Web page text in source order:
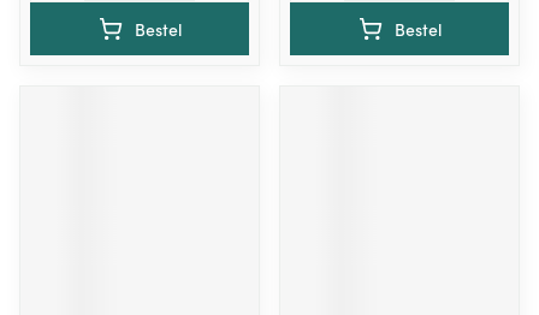
Bestel Bestel